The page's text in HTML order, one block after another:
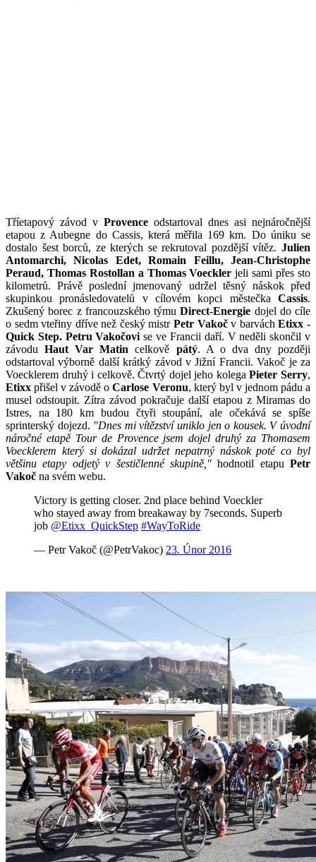
Tříetapový závod v Provence odstartoval dnes asi nejnáročnější
etapou z Aubegne do Cassis, která měřila 169 km. Do úniku se
dostalo šest borců, ze kterých se rekrutoval pozdější vítěz. Julien
Antomarchi, Nicolas Edet, Romain Feillu, Jean-Christophe
Peraud, Thomas Rostollan a Thomas Voeckler jeli sami přes sto
kilometrů. Právě poslední jmenovaný udržel těsný náskok před
skupinkou pronásledovatelů v cílovém kopci městečka Cassis.
Zkušený borec z francouzského týmuDirect-Energie dojel do cíle
o sedm vteřiny dříve než český mistrPetr Vakočv barváchEtixx -
Quick Step. Petru Vakočovi se ve Francii daří. V neděli skončil v
závoduHaut Var Matin celkově pátý. A o dva dny později
odstartoval výborně další krátký závod v Jižní Francii. Vakoč je za
Voecklerem druhý i celkově. Čtvrtý dojel jeho kolegaPieter Serry,
Etixx přišel v závodě oCarlose Veronu, který byl v jednom pádu a
musel odstoupit. Zítra závod pokračuje další etapou z Miramas do
Istres, na 180 km budou čtyři stoupání, ale očekává se spíše
sprinterský dojezd. "Dnes mi vítězství uniklo jen o kousek. V úvodní
náročné etapě Tour de Provence jsem dojel druhý za Thomasem
Voecklerem který si dokázal udržet nepatrný náskok poté co byl
většinu etapy odjetý v šestičlenné skupině,"hodnotil etapu Petr
Vakoč na svém webu.
Victory is getting closer. 2nd place behind Voeckler
who stayed away from breakaway by 7seconds. Superb
job @Etixx_QuickStep #WayToRide
— Petr Vakoč (@PetrVakoc) 23. Únor 2016